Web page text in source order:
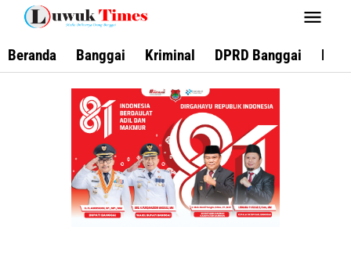
Lewati
konten
Beranda Banggai Kriminal DPRD Banggai